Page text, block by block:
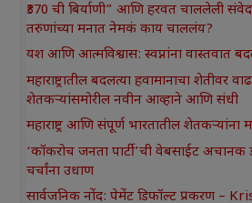
₹370 ची बिर्याणी” आणि हरवत चाललेली
तरुणांच्या मनात नेमकं काय चाललंय?
यश आणि आत्मविश्वास: स्वप्नांना वास्तवात
महाराष्ट्रातील बदलत्या हवामानाचा शेतीवर
शेतकऱ्यांसमोरील नवीन आव्हाने आणि संधी
महाराष्ट्र आणि संपूर्ण भारतातील शेतकऱ्यांना
‘कॉकरोच जनता पार्टी’ची वेबसाईट अचानक
चर्चांना उधाण
सार्वजनिक नोंद: पेमेंट डिफॉल्ट प्रकरण –